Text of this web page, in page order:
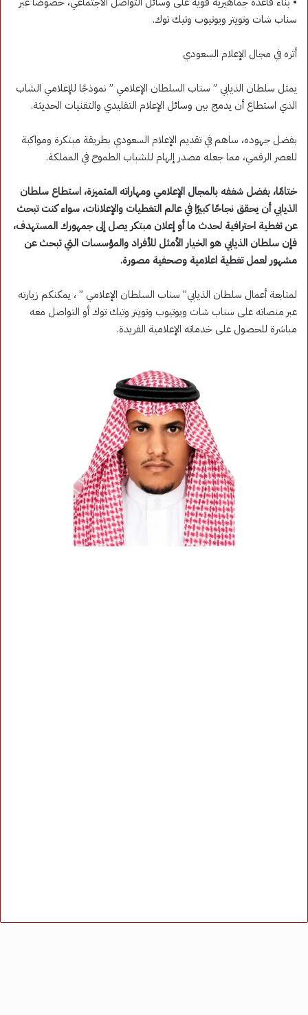
سناب شات وتويتر ويوتيوب وتيك توك.
أثره في مجال الإعلام السعودي
يمثل سلطان الذيابي ” سناب السلطان الإعلامي ” نموذجًا للإعلامي الشاب
الذي استطاع أن يدمج بين وسائل الإعلام التقليدي والتقنيات الحديثة.
بفضل جهوده، ساهم في تقديم الإعلام السعودي بطريقة مبتكرة ومواكبة
للعصر الرقمي، مما جعله مصدر إلهام للشباب الطموح في المملكة.
ختامًا، بفضل شغفه بالمجال الإعلامي ومهاراته المتميزة، استطاع سلطان
الذيابي أن يحقق نجاحًا كبيرًا في عالم التغطيات والإعلانات، سواء كنت تبحث
عن تغطية احترافية لحدث ما أو إعلان مبتكر يصل إلى جمهورك المستهدف،
فإن سلطان الذيابي هو الخيار الأمثل للأفراد والمؤسسات التي تبحث عن
مشهور لعمل تغطية اعلامية وصحفية مصورة.
لمتابعة أعمال سلطان الذيابي” سناب السلطان الإعلامي ” ، يمكنكم زيارته
عبر منصاته على سناب شات ويوتيوب وتويتر وتيك توك أو التواصل معه
مباشرة للحصول على خدماته الإعلامية الفريدة.